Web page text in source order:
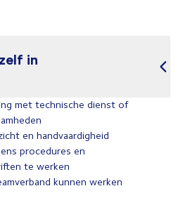
in
met technische dienst of
en handvaardigheid
procedures en
te werken
kunnen werken